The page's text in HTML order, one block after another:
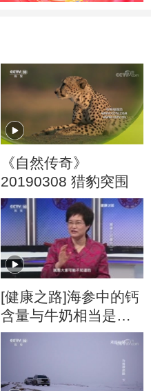
《自然传奇》
20190308 猎豹突围
[健康之路]海参中的钙
含量与牛奶相当是补
钙佳品